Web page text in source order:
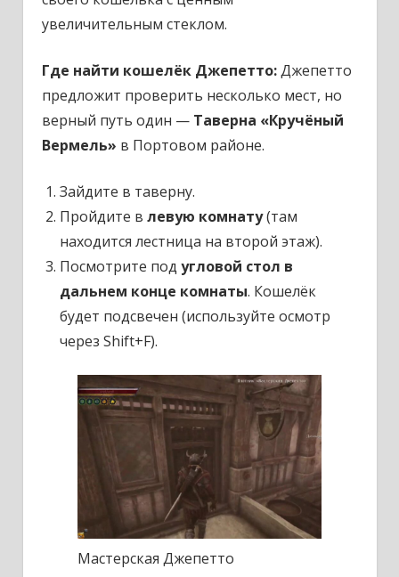
увеличительным стеклом.
Где найти кошелёк Джепетто:Джепетто
предложит проверить несколько мест, но
верный путь один — Таверна «Кручёный
Вермель» в Портовом районе.
Зайдите в таверну.
Пройдите в левую комнату(там
находится лестница на второй этаж).
Посмотрите под угловой стол в
дальнем конце комнаты. Кошелёк
будет подсвечен (используйте осмотр
через Shift+F).
Мастерская Джепетто